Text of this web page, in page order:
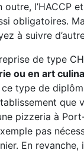
l’HACCP
obligatoires.
à suivre
de type
ou en art
ce type de
que
pizzeria à
pas
En revanche,